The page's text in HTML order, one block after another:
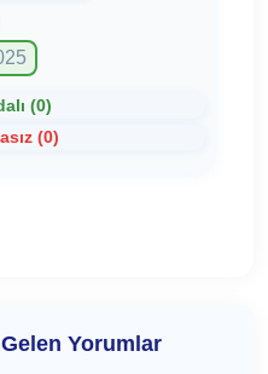
(0)
(0)
Yorumlar